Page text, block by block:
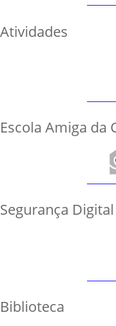
Atividades
Escola Amiga da
Segurança Digital
Biblioteca